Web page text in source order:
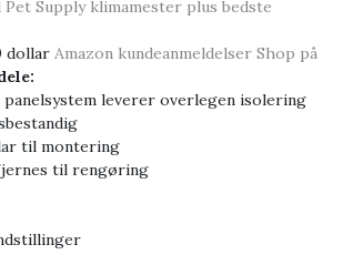
dollar Amazon kundeanmeldelser Shop på
leverer overlegen isolering
til montering
til rengøring